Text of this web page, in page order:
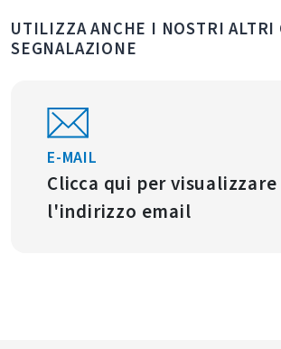
UTILIZZA ANCHE I NOSTRI ALTRI
SEGNALAZIONE
E-MAIL
Clicca qui per visualizzare
l'indirizzo email